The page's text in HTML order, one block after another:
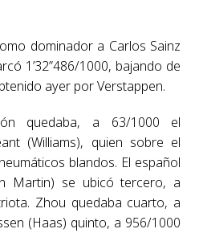
dominador a Carlos Sainz
1’32”486/1000, bajando de
ayer por Verstappen.
quedaba, a 63/1000 el
(Williams), quien sobre el
blandos. El español
Martin) se ubicó tercero, a
Zhou quedaba cuarto, a
(Haas) quinto, a 956/1000